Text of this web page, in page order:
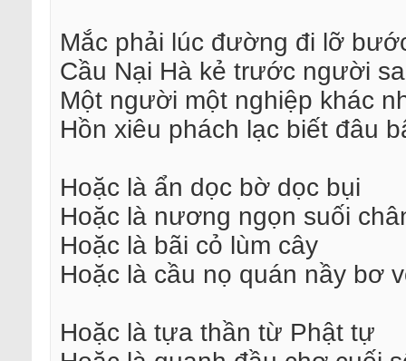
Mắc phải lúc đường đi lỡ
Cầu Nại Hà kẻ trước người
Một người một nghiệp khác
Hồn xiêu phách lạc biết đâu
Hoặc là ẩn dọc bờ dọc bụi
Hoặc là nương ngọn suối
Hoặc là bãi cỏ lùm cây
Hoặc là cầu nọ quán nầy bơ
Hoặc là tựa thần từ Phật tự